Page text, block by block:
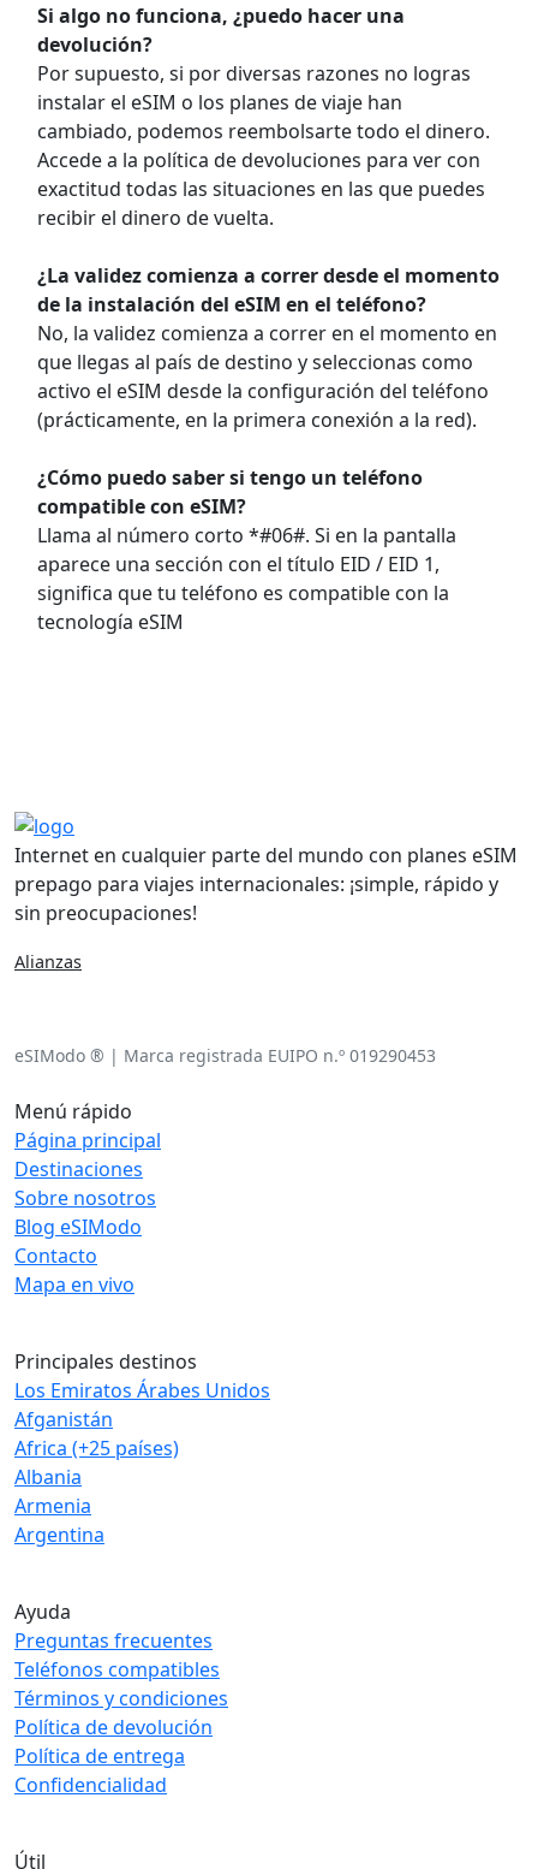
Si algo no funciona, ¿puedo hacer una
devolución?
Por supuesto, si por diversas razones no logras
instalar el eSIM o los planes de viaje han
cambiado, podemos reembolsarte todo el dinero.
Accede a la política de devoluciones para ver con
exactitud todas las situaciones en las que puedes
recibir el dinero de vuelta.
¿La validez comienza a correr desde el momento
de la instalación del eSIM en el teléfono?
No, la validez comienza a correr en el momento en
que llegas al país de destino y seleccionas como
activo el eSIM desde la configuración del teléfono
(prácticamente, en la primera conexión a la red).
¿Cómo puedo saber si tengo un teléfono
compatible con eSIM?
Llama al número corto *#06#. Si en la pantalla
aparece una sección con el título EID / EID 1,
significa que tu teléfono es compatible con la
tecnología eSIM
Internet en cualquier parte del mundo con planes eSIM
prepago para viajes internacionales: ¡simple, rápido y
sin preocupaciones!
Alianzas
eSIModo ® | Marca registrada EUIPO n.º 019290453
Menú rápido
Página principal
Destinaciones
Sobre nosotros
Blog eSIModo
Contacto
Mapa en vivo
Principales destinos
Los Emiratos Árabes Unidos
Afganistán
Africa (+25 países)
Albania
Armenia
Argentina
Ayuda
Preguntas frecuentes
Teléfonos compatibles
Términos y condiciones
Política de devolución
Política de entrega
Confidencialidad
Útil